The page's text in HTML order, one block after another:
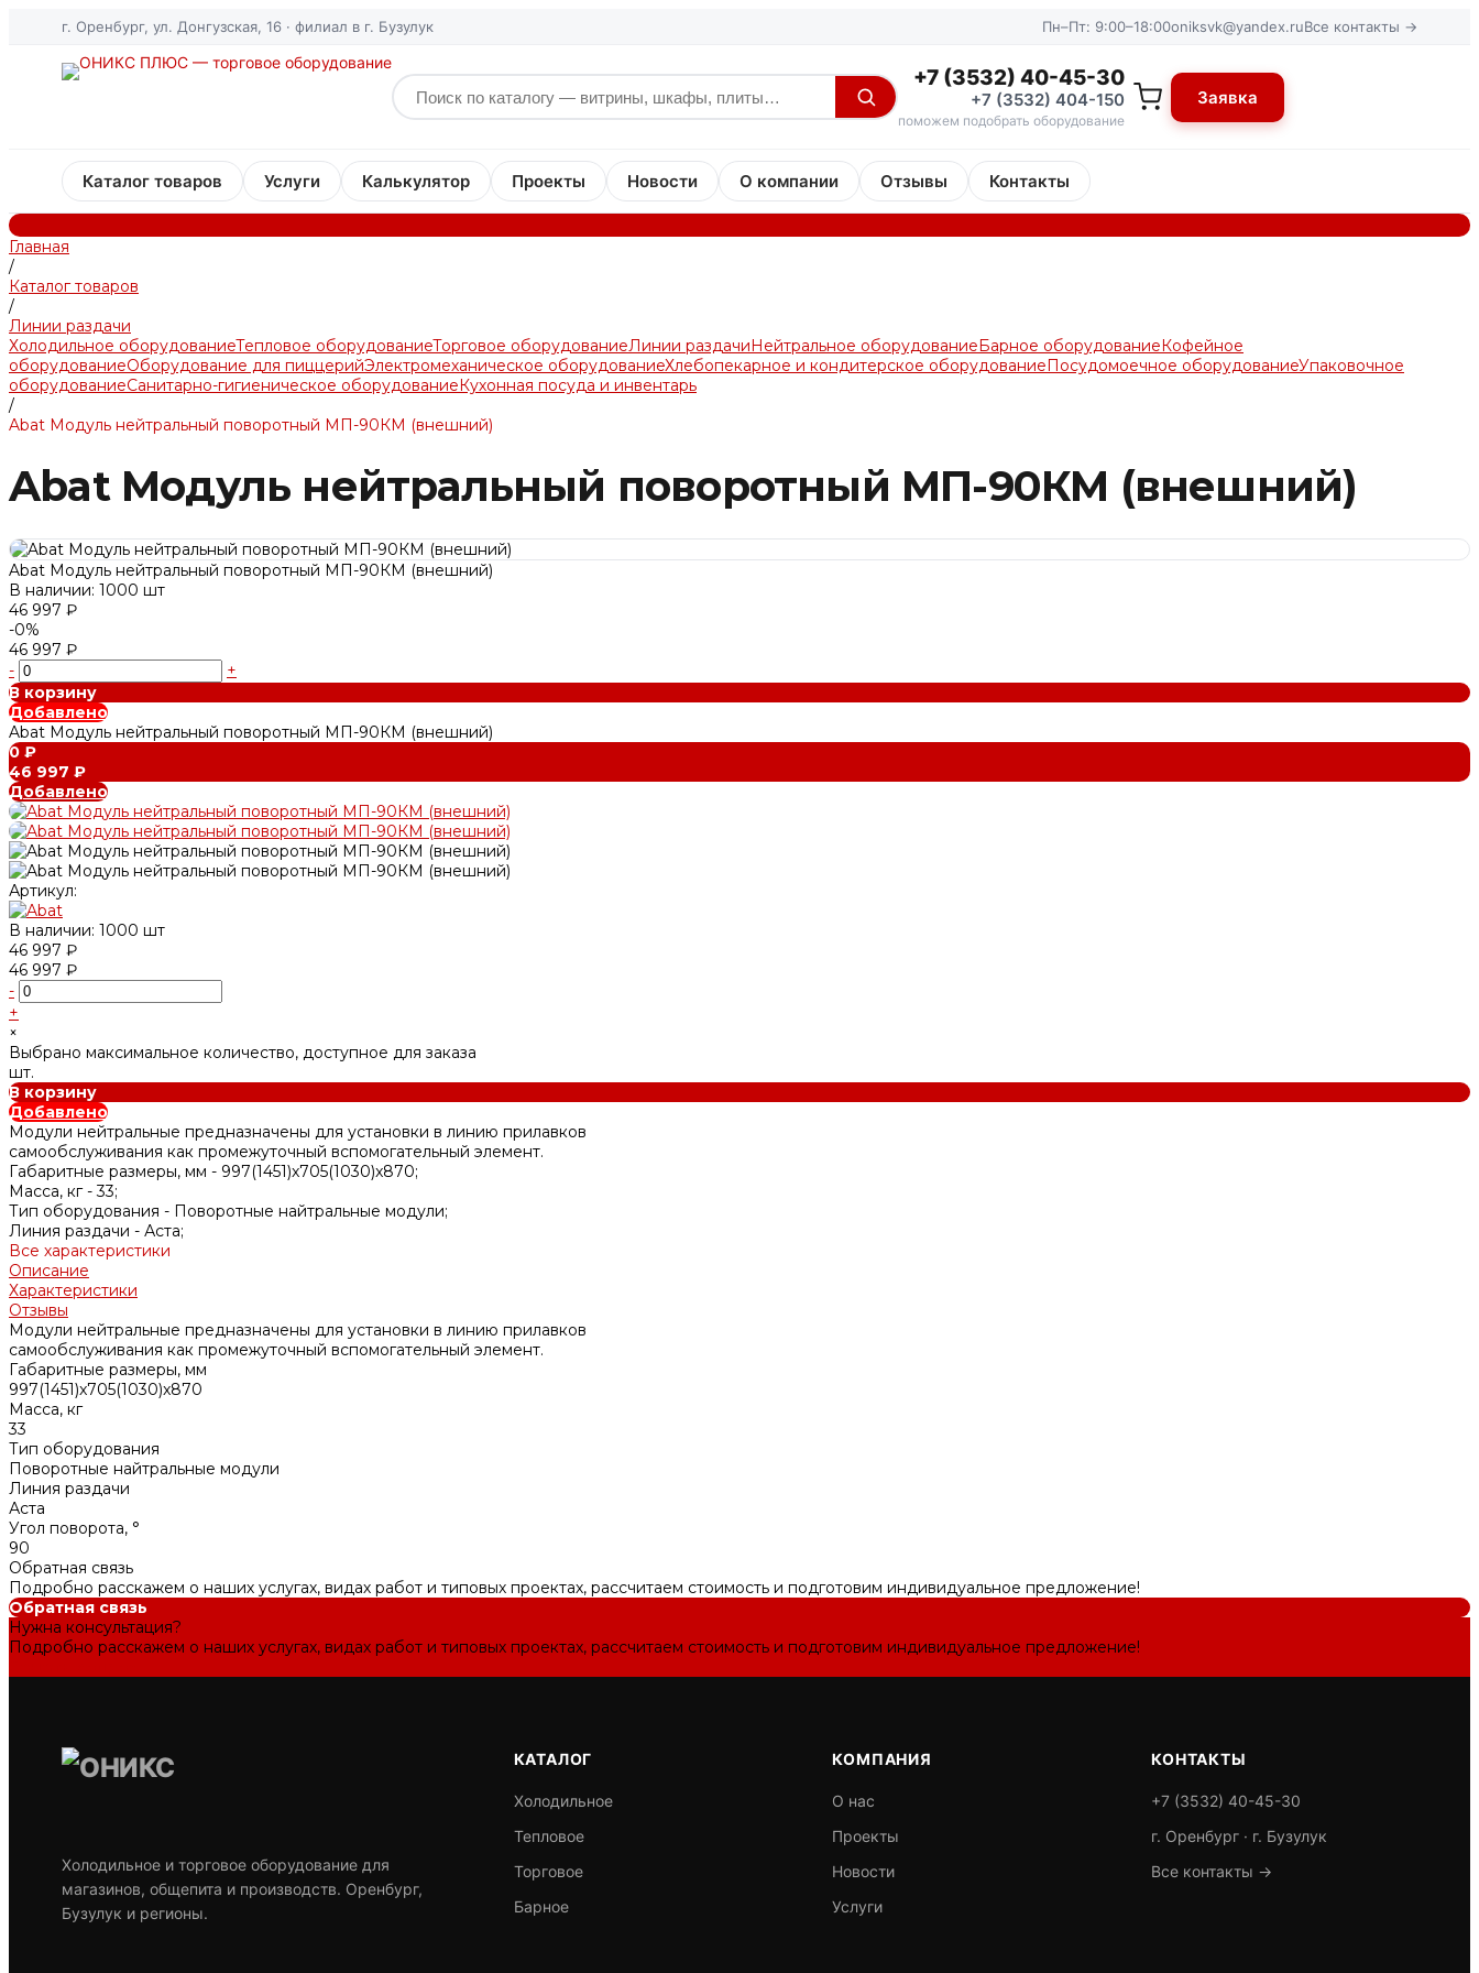
г. Оренбург, ул. Донгузская, 16 · филиал в г. Бузулук Пн–Пт: 9:00–18:00oniksvk@yandex.ruВсе контакты →
+7 (3532) 40-45-30
+7 (3532) 404-150
поможем подобрать оборудование
Заявка
Каталог товаров Услуги Калькулятор Проекты Новости О компании Отзывы Контакты
Главная
/
Каталог товаров
/
Линии раздачи
Холодильное оборудованиеТепловое оборудованиеТорговое оборудованиеЛинии раздачиНейтральное оборудованиеБарное оборудованиеКофейное
оборудованиеОборудование для пиццерийЭлектромеханическое оборудованиеХлебопекарное и кондитерское оборудованиеПосудомоечное оборудованиеУпаковочное
оборудованиеСанитарно-гигиеническое оборудованиеКухонная посуда и инвентарь
/
Abat Модуль нейтральный поворотный МП-90КМ (внешний)
Abat Модуль нейтральный поворотный МП-90КМ (внешний)
Abat Модуль нейтральный поворотный МП-90КМ (внешний)
В наличии: 1000 шт
46 997 ₽
-0%
46 997 ₽
-
+
В корзину
Добавлено
Abat Модуль нейтральный поворотный МП-90КМ (внешний)
0 ₽
46 997 ₽
Добавлено
Артикул:
В наличии: 1000 шт
46 997 ₽
46 997 ₽
-
+
×
Выбрано максимальное количество, доступное для заказа
шт.
В корзину
Добавлено
Модули нейтральные предназначены для установки в линию прилавков
самообслуживания как промежуточный вспомогательный элемент.
Габаритные размеры, мм - 997(1451)x705(1030)x870;
Масса, кг -33;
Тип оборудования - Поворотные найтральные модули;
Линия раздачи - Аста;
Все характеристики
Описание
Характеристики
Отзывы
Модули нейтральные предназначены для установки в линию прилавков
самообслуживания как промежуточный вспомогательный элемент.
Габаритные размеры, мм
997(1451)x705(1030)x870
Масса, кг
33
Тип оборудования
Поворотные найтральные модули
Линия раздачи
Аста
Угол поворота, °
90
Обратная связь
Подробно расскажем о наших услугах, видах работ и типовых проектах, рассчитаем стоимость и подготовим индивидуальное предложение!
Обратная связь
Нужна консультация?
Подробно расскажем о наших услугах, видах работ и типовых проектах, рассчитаем стоимость и подготовим индивидуальное предложение!
Холодильное и торговое оборудование для
магазинов, общепита и производств. Оренбург,
Бузулук и регионы.
КАТАЛОГ
Холодильное
Тепловое
Торговое
Барное
КОМПАНИЯ
О нас
Проекты
Новости
Услуги
КОНТАКТЫ
+7 (3532) 40-45-30
г. Оренбург · г. Бузулук
Все контакты →